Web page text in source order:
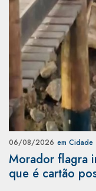
06/08/2026 em Cidade
Morador flagra
que é cartão